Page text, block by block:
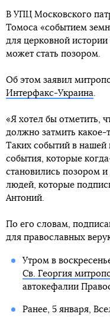
В УПЦ Московского
Томоса «событием
для церковной
может стать позором.
Об этом заявил
Интерфакс-Украина.
«Я хотел бы отметить,
должно затмить какое-
Таких событий в нашей
события, которые
становились позором
людей, которые
Антоний.
По его словам,
для православных
Утром в
Св. Георгия
автокефалии
Ранее, 5 января,